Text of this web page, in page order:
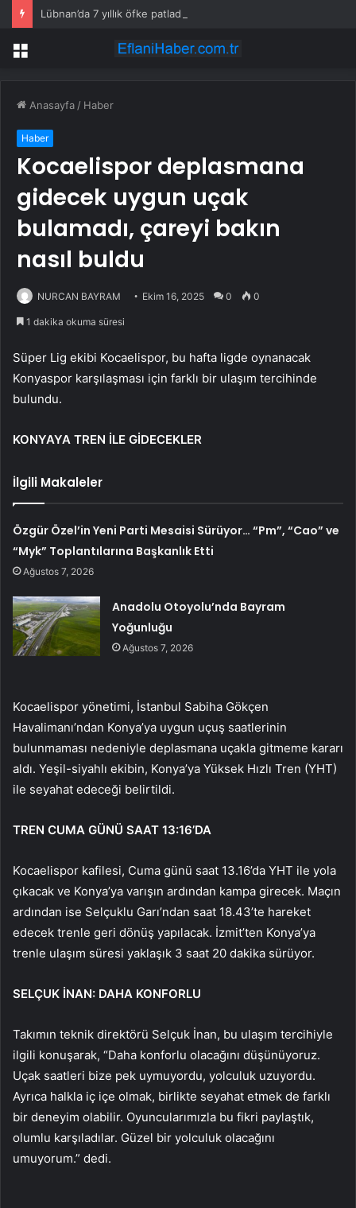
Lübnan’da 7 yıllık öfke patladı: Bankalara saldırdılar
Menü
Anasayfa / Haber
Haber
Kocaelispor deplasmana
gidecek uygun uçak
bulamadı, çareyi bakın
nasıl buldu
NURCAN BAYRAM Ekim 16, 2025 0 0
1 dakika okuma süresi
Süper Lig ekibi Kocaelispor, bu hafta ligde oynanacak
Konyaspor karşılaşması için farklı bir ulaşım tercihinde
bulundu.
KONYAYA TREN İLE GİDECEKLER
İlgili Makaleler
Özgür Özel’in Yeni Parti Mesaisi Sürüyor… “Pm”, “Cao” ve
“Myk” Toplantılarına Başkanlık Etti
Ağustos 7, 2026
Anadolu Otoyolu’nda Bayram
Yoğunluğu
Ağustos 7, 2026
Kocaelispor yönetimi, İstanbul Sabiha Gökçen
Havalimanı’ndan Konya’ya uygun uçuş saatlerinin
bulunmaması nedeniyle deplasmana uçakla gitmeme kararı
aldı. Yeşil-siyahlı ekibin, Konya’ya Yüksek Hızlı Tren (YHT)
ile seyahat edeceği belirtildi.
TREN CUMA GÜNÜ SAAT 13:16’DA
Kocaelispor kafilesi, Cuma günü saat 13.16’da YHT ile yola
çıkacak ve Konya’ya varışın ardından kampa girecek. Maçın
ardından ise Selçuklu Garı’ndan saat 18.43’te hareket
edecek trenle geri dönüş yapılacak. İzmit’ten Konya’ya
trenle ulaşım süresi yaklaşık 3 saat 20 dakika sürüyor.
SELÇUK İNAN: DAHA KONFORLU
Takımın teknik direktörü Selçuk İnan, bu ulaşım tercihiyle
ilgili konuşarak, “Daha konforlu olacağını düşünüyoruz.
Uçak saatleri bize pek uymuyordu, yolculuk uzuyordu.
Ayrıca halkla iç içe olmak, birlikte seyahat etmek de farklı
bir deneyim olabilir. Oyuncularımızla bu fikri paylaştık,
olumlu karşıladılar. Güzel bir yolculuk olacağını
umuyorum.” dedi.